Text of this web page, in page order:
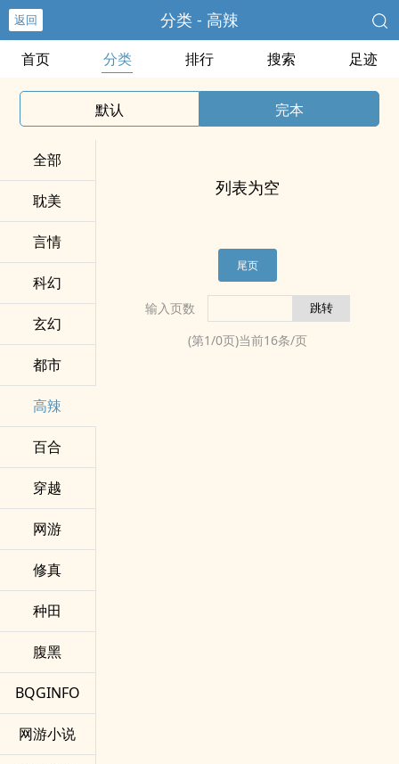
返回 分类 - ‍​‍高‎辣‍­
首页 分类 排行 搜索 足迹
默认 完本
全部
耽美
言情
科幻
玄幻
都市
‍​‍高‎辣‍­
百合
穿越
网游
修真
种田
腹黑
BQGINFO
网游小说
列表为空
尾页
输入页数
(第1/0页)当前16条/页